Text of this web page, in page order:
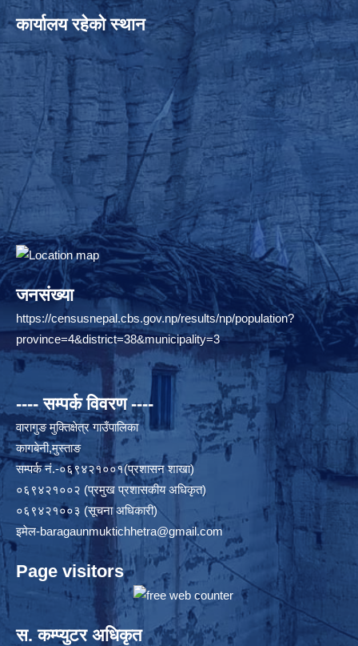
कार्यालय रहेको स्थान
जनसंख्या
https://censusnepal.cbs.gov.np/results/np/population?
province=4&district=38&municipality=3
---- सम्पर्क विवरण ----
वारागुङ मुक्तिक्षेत्र गाउँपालिका
कागबेनी,मुस्ताङ
सम्पर्क नं.-०६९४२१००१(प्रशासन शाखा)
०६९४२१००२ (प्रमुख प्रशासकीय अधिकृत)
०६९४२१००३ (सूचना अधिकारी)
इमेल-baragaunmuktichhetra@gmail.com
Page visitors
स. कम्प्युटर अधिकृत